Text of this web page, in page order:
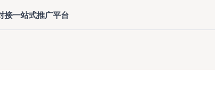
接一站式推广平台